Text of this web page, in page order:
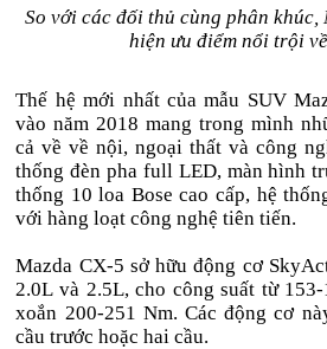
So với các đối thủ cùng phân khúc,
hiện ưu điểm nổi trội
Thế hệ mới nhất của mẫu SUV
vào năm 2018 mang trong mình
cả về về nội, ngoại thất và công
thống đèn pha full LED, màn hình
thống 10 loa Bose cao cấp, hệ
với hàng loạt công nghệ tiên tiến.
Mazda CX-5 sở hữu động cơ
2.0L và 2.5L, cho công suất từ
xoắn 200-251 Nm. Các động cơ
cầu trước hoặc hai cầu.